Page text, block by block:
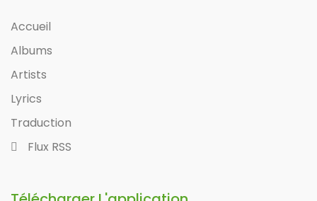
Accueil
Albums
Artists
Lyrics
Traduction
Flux RSS